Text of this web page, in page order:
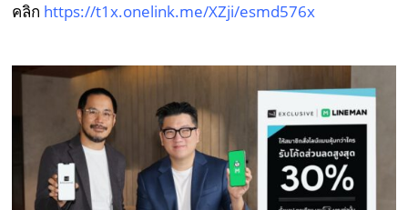
คลิก https://t1x.onelink.me/XZji/esmd576x